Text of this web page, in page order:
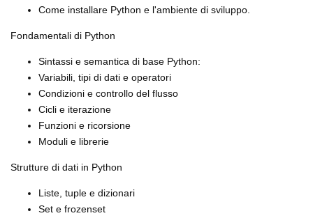
Come installare Python e l'ambiente di sviluppo.
Fondamentali di Python
Sintassi e semantica di base Python:
Variabili, tipi di dati e operatori
Condizioni e controllo del flusso
Cicli e iterazione
Funzioni e ricorsione
Moduli e librerie
Strutture di dati in Python
Liste, tuple e dizionari
Set e frozenset